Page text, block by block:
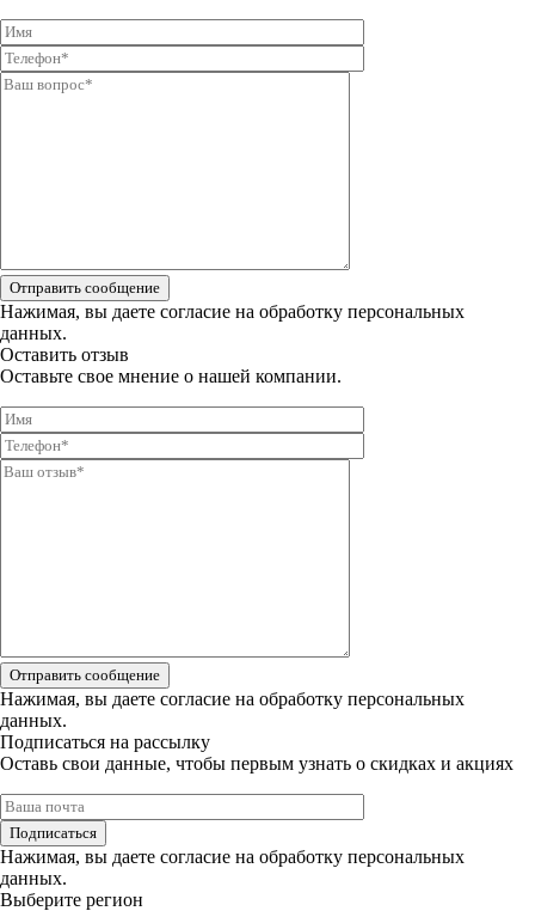
Отправить сообщение
Нажимая, вы даете согласие на обработку персональных
данных.
Оставить отзыв
Оставьте свое мнение о нашей компании.
Отправить сообщение
Нажимая, вы даете согласие на обработку персональных
данных.
Подписаться на рассылку
Оставь свои данные, чтобы первым узнать о скидках и акциях
Подписаться
Нажимая, вы даете согласие на обработку персональных
данных.
Выберите регион